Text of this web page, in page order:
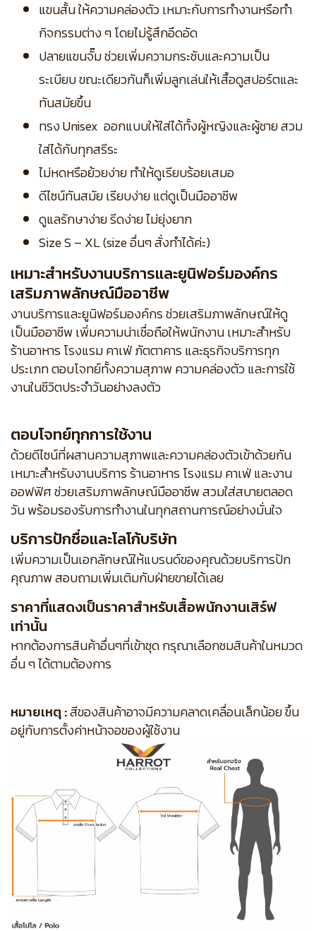
แขนสั้น ให้ความคล่องตัว เหมาะกับการทำงานหรือทำ
กิจกรรมต่าง ๆ โดยไม่รู้สึกอึดอัด
ปลายแขนจั๊ม ช่วยเพิ่มความกระชับและความเป็น
ระเบียบ ขณะเดียวกันก็เพิ่มลูกเล่นให้เสื้อดูสปอร์ตและ
ทันสมัยขึ้น
ทรง Unisex ออกแบบให้ใส่ได้ทั้งผู้หญิงและผู้ชาย สวม
ใส่ได้กับทุกสรีระ
ไม่หดหรือย้วยง่าย ทำให้ดูเรียบร้อยเสมอ
ดีไซน์ทันสมัย เรียบง่าย แต่ดูเป็นมืออาชีพ
ดูแลรักษาง่าย รีดง่าย ไม่ยุ่งยาก
Size S – XL (size อื่นๆ สั่งทำได้ค่ะ)
เหมาะสำหรับงานบริการและยูนิฟอร์มองค์กร
เสริมภาพลักษณ์มืออาชีพ
งานบริการและยูนิฟอร์มองค์กร ช่วยเสริมภาพลักษณ์ให้ดู
เป็นมืออาชีพ เพิ่มความน่าเชื่อถือให้พนักงาน เหมาะสำหรับ
ร้านอาหาร โรงแรม คาเฟ่ ภัตตาคาร และธุรกิจบริการทุก
ประเภท ตอบโจทย์ทั้งความสุภาพ ความคล่องตัว และการใช้
งานในชีวิตประจำวันอย่างลงตัว
ตอบโจทย์ทุกการใช้งาน
ด้วยดีไซน์ที่ผสานความสุภาพและความคล่องตัวเข้าด้วยกัน
เหมาะสำหรับงานบริการ ร้านอาหาร โรงแรม คาเฟ่ และงาน
ออฟฟิศ ช่วยเสริมภาพลักษณ์มืออาชีพ สวมใส่สบายตลอด
วัน พร้อมรองรับการทำงานในทุกสถานการณ์อย่างมั่นใจ
บริการปักชื่อและโลโก้บริษัท
เพิ่มความเป็นเอกลักษณ์ให้แบรนด์ของคุณด้วยบริการปัก
คุณภาพ สอบถามเพิ่มเติมกับฝ่ายขายได้เลย
ราคาที่แสดงเป็นราคาสำหรับเสื้อพนักงานเสิร์ฟ
เท่านั้น
หากต้องการสินค้าอื่นๆที่เข้าชุด กรุณาเลือกชมสินค้าในหมวด
อื่น ๆ ได้ตามต้องการ
หมายเหตุ :สีของสินค้าอาจมีความคลาดเคลื่อนเล็กน้อย ขึ้น
อยู่กับการตั้งค่าหน้าจอของผู้ใช้งาน